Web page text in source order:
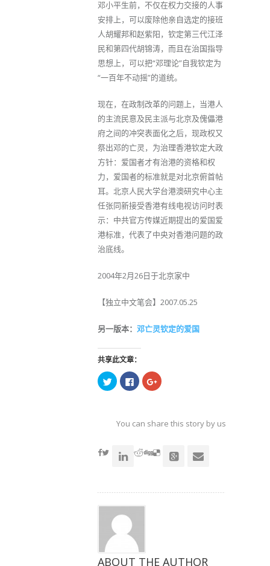
邓小平生前，不仅在权力交接的人事
安排上，可以废除他亲自选定的接班
人胡耀邦和赵紫阳，钦定第三代江泽
民和第四代胡锦涛，而且在治国指导
思想上，可以把“邓理论”自我钦定为
“一百年不动摇”的道统。
现在，在政制改革的问题上，当港人
的主流民意及民主派与北京及傀儡港
府之间的冲突表面化之后，现政权又
祭出邓的亡灵，为治理香港钦定大政
方针：爱国者才有治港的资格和权
力，爱国者的标准就是对北京俯首帖
耳。北京人民大学台港澳研究中心主
任张同新接受香港有线电视访问时表
示：中共官方传媒近期提出的爱国爱
港标准，代表了中央对香港问题的政
治底线。
2004年2月26日于北京家中
【独立中文笔会】2007.05.25
另一版本： 邓亡灵钦定的爱国
共享此文章：
点
击
共
享
窗
口
点
击
共
享
窗
口
点
击
共
享
窗
口
You can share this story by using your
ABOUT THE AUTHOR